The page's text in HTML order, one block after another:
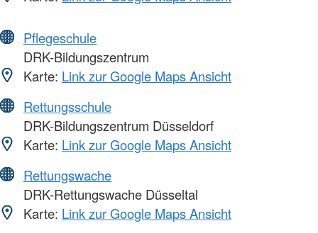
Pflegeschule
DRK-Bildungszentrum
Karte: Link zur Google Maps Ansicht
Rettungsschule
DRK-Bildungszentrum Düsseldorf
Karte: Link zur Google Maps Ansicht
Rettungswache
DRK-Rettungswache Düsseltal
Karte: Link zur Google Maps Ansicht